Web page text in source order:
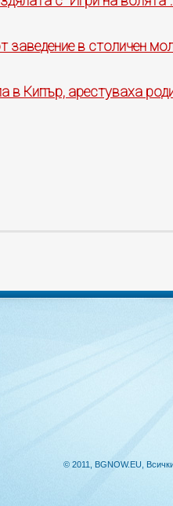
в столичен
в Кипър, арестуваха
© 2011, BGNOW.EU,